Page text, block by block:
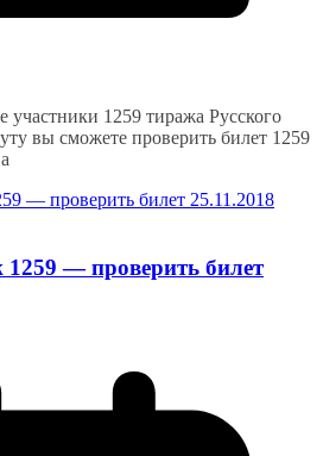
участники 1259 тиража Русского
вы сможете проверить билет 1259
1259 — проверить билет